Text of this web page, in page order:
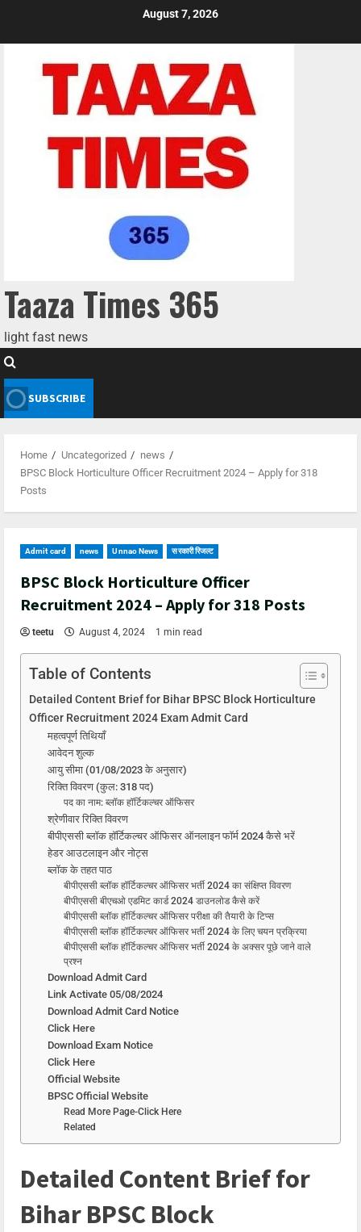
August 7, 2026
Taaza Times 365
light fast news
SUBSCRIBE
Home Uncategorized
news
BPSC Block Horticulture Officer Recruitment 2024 – Apply for 318
Posts
Admit card news Unnao News सरकारी रिजल्ट
BPSC Block Horticulture Officer
Recruitment 2024 – Apply for 318 Posts
teetu August 4, 2024 1 min read
Table of Contents
Detailed Content Brief for Bihar BPSC Block Horticulture
Officer Recruitment 2024 Exam Admit Card
महत्वपूर्ण तिथियाँ
आवेदन शुल्क
आयु सीमा (01/08/2023 के अनुसार)
रिक्ति विवरण (कुल: 318 पद)
पद का नाम: ब्लॉक हॉर्टिकल्चर ऑफिसर
श्रेणीवार रिक्ति विवरण
बीपीएससी ब्लॉक हॉर्टिकल्चर ऑफिसर ऑनलाइन फॉर्म 2024 कैसे भरें
हेडर आउटलाइन और नोट्स
ब्लॉक के तहत पाठ
बीपीएससी ब्लॉक हॉर्टिकल्चर ऑफिसर भर्ती 2024 का संक्षिप्त विवरण
बीपीएससी बीएचओ एडमिट कार्ड 2024 डाउनलोड कैसे करें
बीपीएससी ब्लॉक हॉर्टिकल्चर ऑफिसर परीक्षा की तैयारी के टिप्स
बीपीएससी ब्लॉक हॉर्टिकल्चर ऑफिसर भर्ती 2024 के लिए चयन प्रक्रिया
बीपीएससी ब्लॉक हॉर्टिकल्चर ऑफिसर भर्ती 2024 के अक्सर पूछे जाने वाले
प्रश्न
Download Admit Card
Link Activate 05/08/2024
Download Admit Card Notice
Click Here
Download Exam Notice
Click Here
Official Website
BPSC Official Website
Read More Page-Click Here
Related
Detailed Content Brief for
Bihar BPSC Block